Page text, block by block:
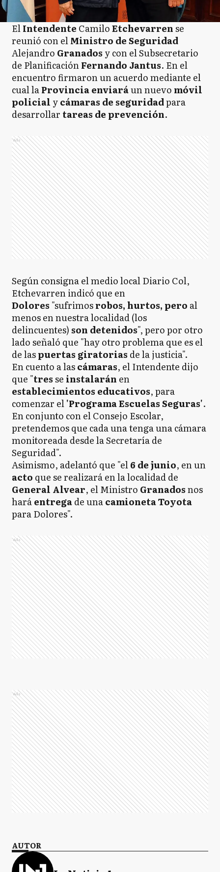
ElIntendente CamiloEtchevarrense
reunió con elMinistro de Seguridad
Alejandro Granados y con el Subsecretario
de PlanificaciónFernando Jantus. En el
encuentro firmaron un acuerdo mediante el
cual laProvincia enviaráun nuevo móvil
policial ycámaras de seguridadpara
desarrollar tareas de prevención.
Ads
Según consigna el medio local Diario Col,
Etchevarren indicó que en
Dolores "sufrimosrobos, hurtos, pero al
menos en nuestra localidad (los
delincuentes) son detenidos", pero por otro
lado señaló que "hay otro problema que es el
de laspuertas giratorias de la justicia".
En cuento a lascámaras, el Intendente dijo
que "tresse instalarán en
establecimientos educativos, para
comenzar el'Programa Escuelas Seguras'.
En conjunto con el Consejo Escolar,
pretendemos que cada una tenga una cámara
monitoreada desde la Secretaría de
Seguridad".
Asimismo, adelantó que "el6 de junio, en un
acto que se realizará en la localidad de
General Alvear, el Ministro Granadosnos
haráentregade unacamioneta Toyota
para Dolores".
Ads
Ads
AUTOR